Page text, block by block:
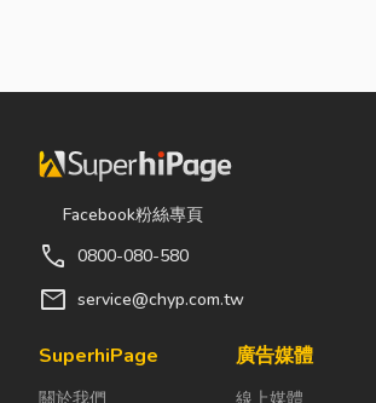
網」其實都是
被忽略的設
備。很多人以
為繩子只是拿
其實在專業領
域中，繩索不
關係到安全、
的工件。然
異形材或精密
大量時間拆裝
這時，車床子
Facebook粉絲專頁
call 0800-080-580
mail service@chyp.com.tw
SuperhiPage
關於我們
廣告媒體
線上媒體